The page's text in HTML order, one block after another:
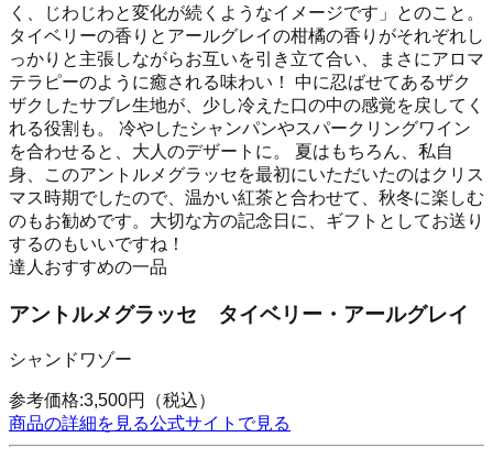
く、じわじわと変化が続くようなイメージです」とのこと。
タイベリーの香りとアールグレイの柑橘の香りがそれぞれし
っかりと主張しながらお互いを引き立て合い、まさにアロマ
テラピーのように癒される味わい！ 中に忍ばせてあるザク
ザクしたサブレ生地が、少し冷えた口の中の感覚を戻してく
れる役割も。 冷やしたシャンパンやスパークリングワイン
を合わせると、大人のデザートに。 夏はもちろん、私自
身、このアントルメグラッセを最初にいただいたのはクリス
マス時期でしたので、温かい紅茶と合わせて、秋冬に楽しむ
のもお勧めです。大切な方の記念日に、ギフトとしてお送り
するのもいいですね！
達人おすすめの一品
アントルメグラッセ タイベリー・アールグレイ
シャンドワゾー
参考価格:3,500円
（税込）
商品の詳細を見る公式サイトで見る